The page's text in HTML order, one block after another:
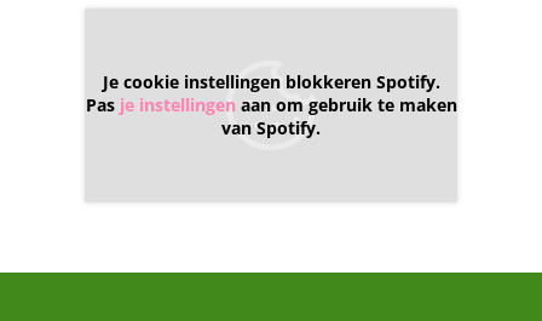
Je cookie instellingen blokkeren Spotify.
Pas je instellingen aan om gebruik te maken
van Spotify.